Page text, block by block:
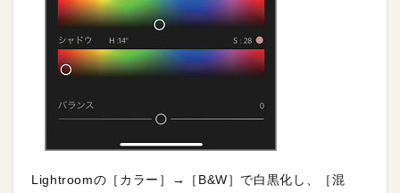
Lightroomの［カラー］→［B&W］で白黒化し、［混